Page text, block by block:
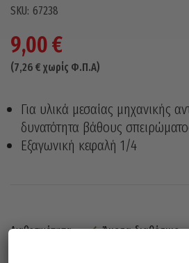
67238
9,00€
(7,26 € χωρίς Φ.Π.Α)
Για υλικά μεσαίας μηχανικής
δυνατότητα βάθους
Εξαγωνική κεφαλή 1/4
Διαθεσιμότητα: Άμεσα διαθέσιμο